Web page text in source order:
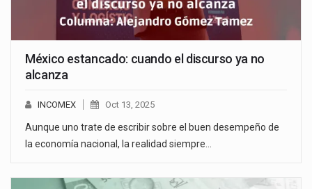
México estancado: cuando el discurso ya no
alcanza
INCOMEX Oct 13, 2025
Aunque uno trate de escribir sobre el buen desempeño de
la economía nacional, la realidad siempre…